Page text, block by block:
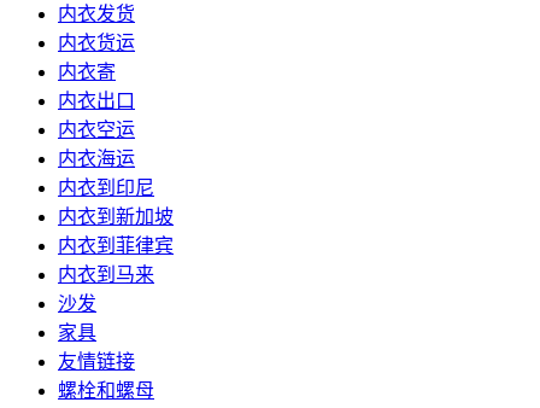
内衣发货
内衣货运
内衣寄
内衣出口
内衣空运
内衣海运
内衣到印尼
内衣到新加坡
内衣到菲律宾
内衣到马来
沙发
家具
友情链接
螺栓和螺母